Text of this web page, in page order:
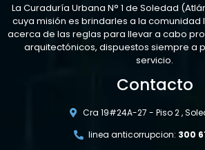
La Curaduría Urbana N° 1 de Soledad
cuya misión es brindarles a la
acerca de las reglas para llevar a cabo
arquitectónicos, dispuestos siempre a
servicio.
Contacto
Cra 19#24A-27 - Piso 2 ,
linea anticorrupcion: 300